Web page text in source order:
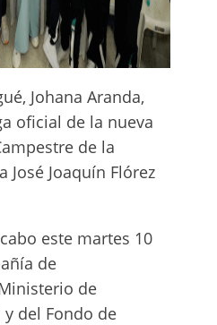
Johana Aranda,
oficial de la nueva
de la
José Joaquín Flórez
este martes 10
de
de
del Fondo de